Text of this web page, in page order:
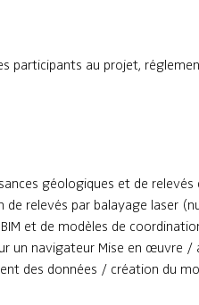
participants au projet,
géologiques et de relevés
de relevés par balayage laser
et de modèles de
un navigateur Mise en
des données / création du